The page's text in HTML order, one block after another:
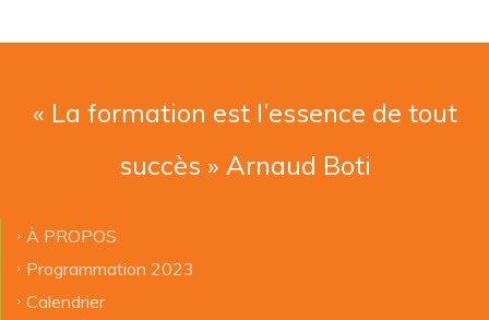
« La formation est l’essence de tout
succès » Arnaud Boti
À PROPOS
Programmation 2023
Calendrier